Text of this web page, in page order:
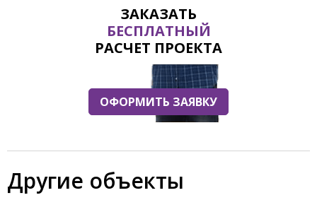
ЗАКАЗАТЬ
БЕСПЛАТНЫЙ
РАСЧЕТ ПРОЕКТА
ОФОРМИТЬ ЗАЯВКУ
Другие объекты